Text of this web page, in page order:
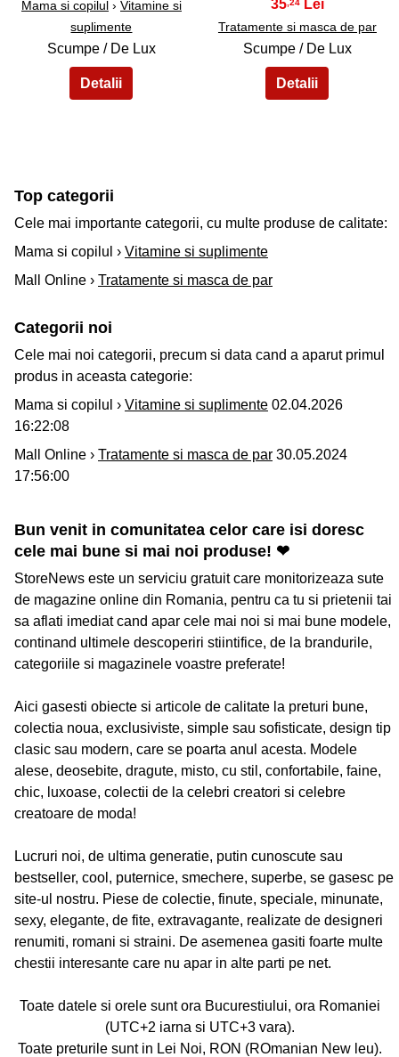
Mama si copilul› Vitamine si
suplimente
Scumpe / De Lux
35
Tratamente si masca de par
Scumpe / De Lux
Top categorii
Cele mai importante categorii, cu multe produse de calitate:
Mama si copilul › Vitamine si suplimente
Mall Online › Tratamente si masca de par
Categorii noi
Cele mai noi categorii, precum si data cand a aparut primul
produs in aceasta categorie:
Mama si copilul › Vitamine si suplimente 02.04.2026
16:22:08
Mall Online › Tratamente si masca de par 30.05.2024
17:56:00
Bun venit in comunitatea celor care isi doresc
cele mai bune si mai noi produse! ❤
StoreNews este un serviciu gratuit care monitorizeaza sute
de magazine online din Romania, pentru ca tu si prietenii tai
sa aflati imediat cand apar cele mai noi si mai bune modele,
continand ultimele descoperiri stiintifice, de la brandurile,
categoriile si magazinele voastre preferate!
Aici gasesti obiecte si articole de calitate la preturi bune,
colectia noua, exclusiviste, simple sau sofisticate, design tip
clasic sau modern, care se poarta anul acesta. Modele
alese, deosebite, dragute, misto, cu stil, confortabile, faine,
chic, luxoase, colectii de la celebri creatori si celebre
creatoare de moda!
Lucruri noi, de ultima generatie, putin cunoscute sau
bestseller, cool, puternice, smechere, superbe, se gasesc pe
site-ul nostru. Piese de colectie, finute, speciale, minunate,
sexy, elegante, de fite, extravagante, realizate de designeri
renumiti, romani si straini. De asemenea gasiti foarte multe
chestii interesante care nu apar in alte parti pe net.
Toate datele si orele sunt ora Bucurestiului, ora Romaniei
(UTC+2 iarna si UTC+3 vara).
Toate preturile sunt in Lei Noi, RON (ROmanian New leu).